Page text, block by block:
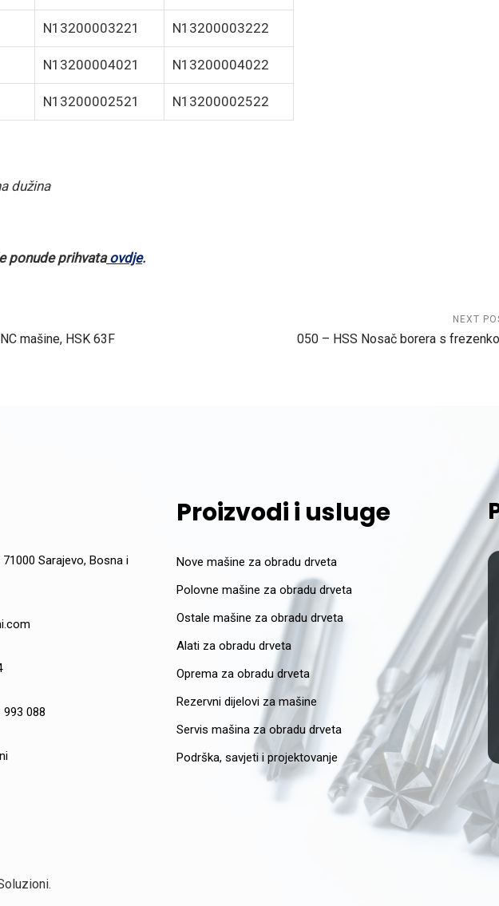
N13200003221 N13200003222
N13200004021 N13200004022
N13200002521 N13200002522
dužina
ponude prihvataovdje.
mašine, HSK 63F
NEXT
050 – HSS Nosač borera s
Sarajevo, Bosna i
088
Proizvodi i usluge
Nove mašine za obradu drveta
Polovne mašine za obradu drveta
Ostale mašine za obradu drveta
Alati za obradu drveta
Oprema za obradu drveta
Rezervni dijelovi za mašine
Servis mašina za obradu drveta
Podrška, savjeti i projektovanje